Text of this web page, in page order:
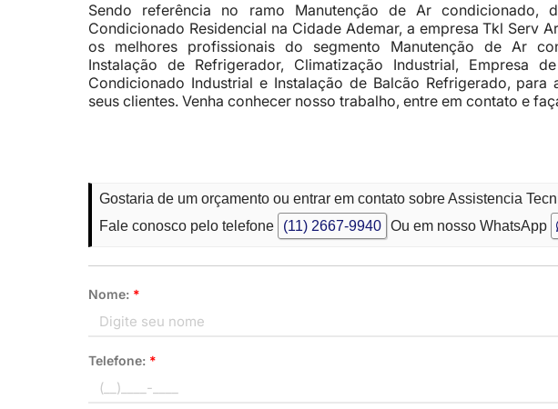
Sendo referência no ramo Manutenção de Ar condicionado,
Condicionado Residencial na Cidade Ademar, a empresa Tkl Serv
os melhores profissionais do segmento Manutenção de Ar
Instalação de Refrigerador, Climatização Industrial, Empresa
Condicionado Industrial e Instalação de Balcão Refrigerado, para
seus clientes. Venha conhecer nosso trabalho, entre em contato e
Gostaria de um orçamento ou entrar em contato sobre Assistencia
Fale conosco pelo telefone
(11) 2667-9940 Ou em nosso WhatsApp
Nome: *
Telefone: *